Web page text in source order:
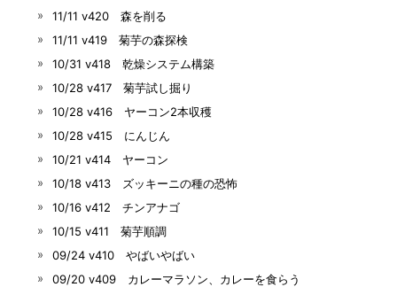
11/11 v420 森を削る
11/11 v419 菊芋の森探検
10/31 v418 乾燥システム構築
10/28 v417 菊芋試し掘り
10/28 v416 ヤーコン2本収穫
10/28 v415 にんじん
10/21 v414 ヤーコン
10/18 v413 ズッキーニの種の恐怖
10/16 v412 チンアナゴ
10/15 v411 菊芋順調
09/24 v410 やばいやばい
09/20 v409 カレーマラソン、カレーを食らう